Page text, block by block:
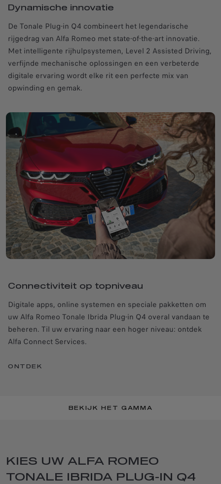
Dynamische innovatie
De Tonale Plug-in Q4 combineert het legendarische
rijgedrag van Alfa Romeo met state-of-the-art innovatie.
Met intelligente rijhulpsystemen, Level 2 Assisted Driving,
verfijnde mechanische oplossingen en een verbeterde
digitale ervaring wordt elke rit een perfecte mix van
opwinding en gemak.
Connectiviteit op topniveau
Digitale apps, online systemen en speciale pakketten om
uw Alfa Romeo Tonale Ibrida Plug-in Q4 overal vandaan te
beheren. Til uw ervaring naar een hoger niveau: ontdek
Alfa Connect Services.
ONTDEK
BEKIJK HET GAMMA
KIES UW ALFA ROMEO
TONALE IBRIDA PLUG-IN Q4